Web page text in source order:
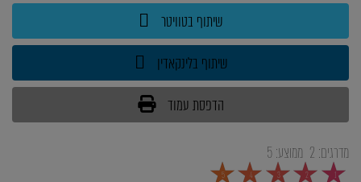
שיתוף בטוויטר
שיתוף בלינקאדין
הדפסת עמוד
מדרגים: 2 ממוצע:5
1
2
3
4
5